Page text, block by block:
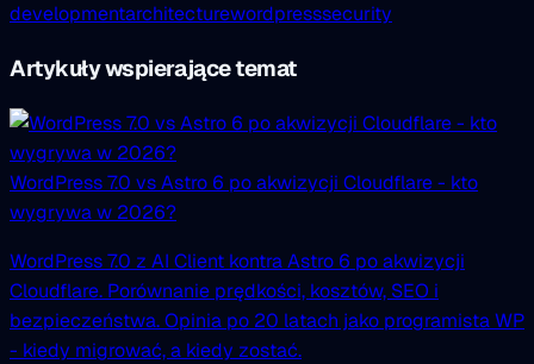
developmentarchitecturewordpresssecurity
Artykuły wspierające temat
WordPress 7.0 vs Astro 6 po akwizycji Cloudflare - kto
wygrywa w 2026?
WordPress 7.0 z AI Client kontra Astro 6 po akwizycji
Cloudflare. Porównanie prędkości, kosztów, SEO i
bezpieczeństwa. Opinia po 20 latach jako programista WP
- kiedy migrować, a kiedy zostać.